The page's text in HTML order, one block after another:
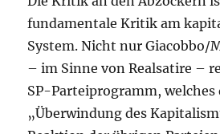
fundamentale Kritik am
System. Nicht nur Giacobbo/
– im Sinne von Realsatire –
SP-Parteiprogramm, welches
„Überwindung des